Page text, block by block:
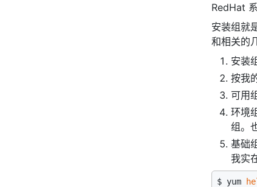
RedHat
安装组就
和相关的
安装
按我
可用
环境
组。
基础
我实
$ yum